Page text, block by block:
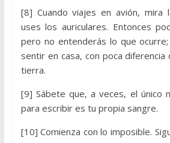
[8] Cuando viajes en avión, mira
uses los auriculares. Entonces
pero no entenderás lo que
sentir en casa, con poca diferencia
tierra.
[9] Sábete que, a veces, el único
para escribir es tu propia sangre.
[10] Comienza con lo imposible.